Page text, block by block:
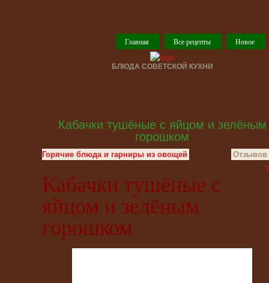
Главная Все рецепты Новое
БЛЮДА СОВЕТСКОЙ КУХНИ
Кабачки тушёные с яйцом и зелёным
горошком
Горячие блюда и гарниры из овощей Отзывов
Кабачки тушёные с
яйцом и зелёным
горошком